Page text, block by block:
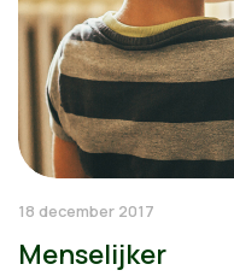
18 december 2017
Menselijker